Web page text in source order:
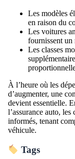
Les modèles
en raison du
Les voitures
fournissent un
Les classes
À l’heure où les
d’augmenter, une
devient essentielle.
l’assurance auto,
informés, tenant
véhicule.
Tags